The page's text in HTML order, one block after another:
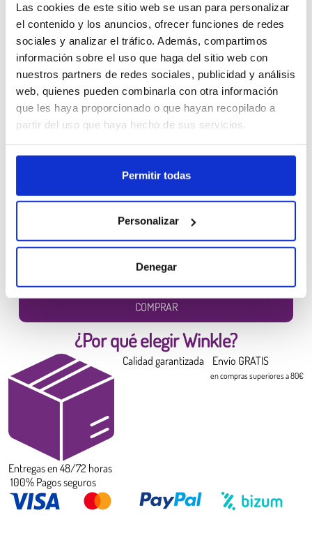
Las cookies de este sitio web se usan para personalizar
el contenido y los anuncios, ofrecer funciones de redes
sociales y analizar el tráfico. Además, compartimos
información sobre el uso que haga del sitio web con
nuestros partners de redes sociales, publicidad y análisis
web, quienes pueden combinarla con otra información
que les haya proporcionado o que hayan recopilado a
partir del uso que haya hecho de sus servicios.
Permitir todas
Personalizar
Denegar
Piezas para exteriores gracias a su resistencia a la humedad.
Envases o componentes en contacto con líquidos.
Características clave del Filamento PETG
- Alta resistencia mecánica y térmica.
- Buen acabado visual.
- Resistencia química y ambiental.
- Menor fragilidad que el PLA.
(+34) 666 31 83 92
Ficha técnica
Parámetros de
impresión
Recursos 3D
Otros clientes también compraron
Filamento PLA HD Winkle
6,99 €
COMPRAR
¿Por qué elegir Winkle?
Entregas en 48/72 horas
Calidad garantizada Envío GRATIS
en compras superiores a 80€
100% Pagos seguros